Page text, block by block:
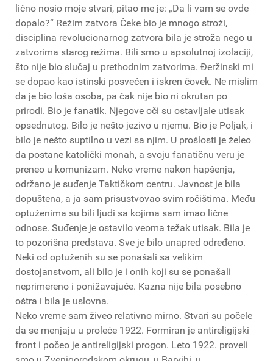
lično nosio moje stvari, pitao me je: „Da li vam se ovde
dopalo?“ Režim zatvora Čeke bio je mnogo stroži,
disciplina revolucionarnog zatvora bila je stroža nego u
zatvorima starog režima. Bili smo u apsolutnoj izolaciji,
što nije bio slučaj u prethodnim zatvorima. Đeržinski mi
se dopao kao istinski posvećen i iskren čovek. Ne mislim
da je bio loša osoba, pa čak nije bio ni okrutan po
prirodi. Bio je fanatik. Njegove oči su ostavljale utisak
opsednutog. Bilo je nešto jezivo u njemu. Bio je Poljak, i
bilo je nešto suptilno u vezi sa njim. U prošlosti je želeo
da postane katolički monah, a svoju fanatičnu veru je
preneo u komunizam. Neko vreme nakon hapšenja,
održano je suđenje Taktičkom centru. Javnost je bila
dopuštena, a ja sam prisustvovao svim ročištima. Među
optuženima su bili ljudi sa kojima sam imao lične
odnose. Suđenje je ostavilo veoma težak utisak. Bila je
to pozorišna predstava. Sve je bilo unapred određeno.
Neki od optuženih su se ponašali sa velikim
dostojanstvom, ali bilo je i onih koji su se ponašali
neprimereno i ponižavajuće. Kazna nije bila posebno
oštra i bila je uslovna.
Neko vreme sam živeo relativno mirno. Stvari su počele
da se menjaju u proleće 1922. Formiran je antireligijski
front i počeo je antireligijski progon. Leto 1922. proveli